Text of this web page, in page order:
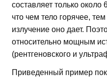
составляет только около
что чем тело горячее,
излучение оно дает.
относительно мощным
(рентгеновского и
Приведенный пример